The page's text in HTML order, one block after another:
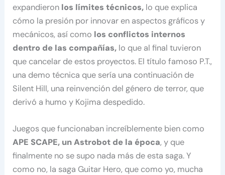
expandieron los límites técnicos, lo que explica
cómo la presión por innovar en aspectos gráficos y
mecánicos, así como los conflictos internos
dentro de las compañías, lo que al final tuvieron
que cancelar de estos proyectos. El título famoso P.T.,
una demo técnica que sería una continuación de
Silent Hill, una reinvención del género de terror, que
derivó a humo y Kojima despedido.
Juegos que funcionaban increíblemente bien como
APE SCAPE, un Astrobot de la época, y que
finalmente no se supo nada más de esta saga. Y
como no, la saga Guitar Hero, que como yo, mucha